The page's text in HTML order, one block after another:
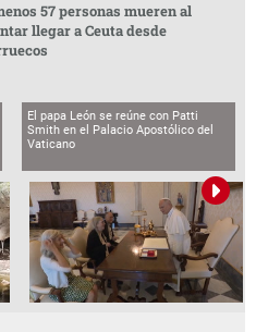
57 personas mueren al
llegar a Ceuta desde
El papa León se reúne con Patti
Smith en el Palacio Apostólico del
Vaticano